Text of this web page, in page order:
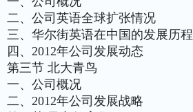
二、公司英语全球扩张情况
三、华尔街英语在中国的发展历程
四、2012年公司发展动态
第三节 北大青鸟
一、公司概况
二、2012年公司发展战略